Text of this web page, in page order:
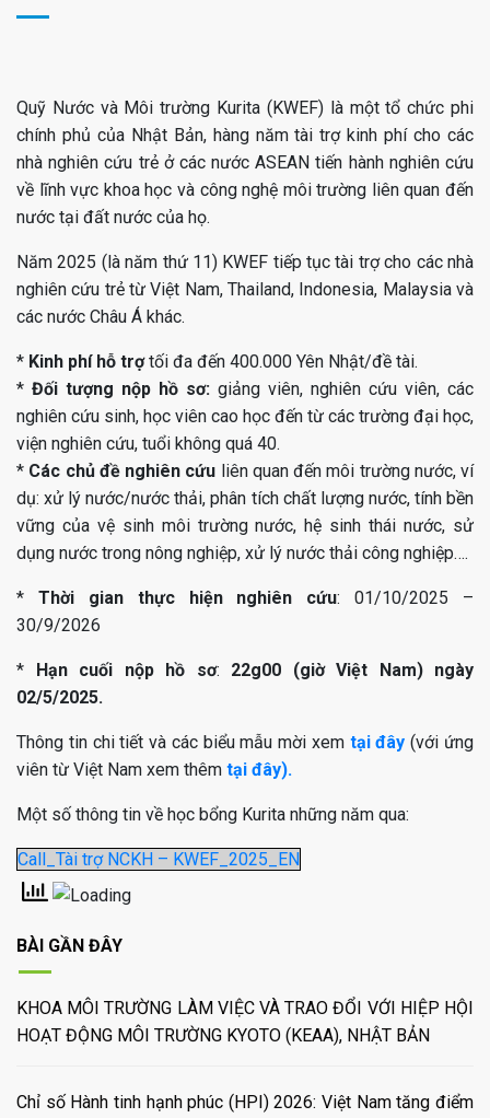
Quỹ Nước và Môi trường Kurita (KWEF) là một tổ chức phi
chính phủ của Nhật Bản, hàng năm tài trợ kinh phí cho các
nhà nghiên cứu trẻ ở các nước ASEAN tiến hành nghiên cứu
về lĩnh vực khoa học và công nghệ môi trường liên quan đến
nước tại đất nước của họ.
Năm 2025 (là năm thứ 11) KWEF tiếp tục tài trợ cho các nhà
nghiên cứu trẻ từ Việt Nam, Thailand, Indonesia, Malaysia và
các nước Châu Á khác.
* Kinh phí hỗ trợtối đa đến 400.000 Yên Nhật/đề tài.
* Đối tượng nộp hồ sơ: giảng viên, nghiên cứu viên, các
nghiên cứu sinh, học viên cao học đến từ các trường đại học,
viện nghiên cứu, tuổi không quá 40.
* Các chủ đề nghiên cứu liên quan đến môi trường nước, ví
dụ: xử lý nước/nước thải, phân tích chất lượng nước, tính bền
vững của vệ sinh môi trường nước, hệ sinh thái nước, sử
dụng nước trong nông nghiệp, xử lý nước thải công nghiệp….
* Thời gian thực hiện nghiên cứu: 01/10/2025 –
30/9/2026
* Hạn cuối nộp hồ sơ: 22g00 (giờ Việt Nam) ngày
02/5/2025.
Thông tin chi tiết và các biểu mẫu mời xem tại đây (với ứng
viên từ Việt Nam xem thêm tại đây).
Một số thông tin về học bổng Kurita những năm qua:
Call_Tài trợ NCKH – KWEF_2025_EN
BÀI GẦN ĐÂY
KHOA MÔI TRƯỜNG LÀM VIỆC VÀ TRAO ĐỔI VỚI HIỆP HỘI
HOẠT ĐỘNG MÔI TRƯỜNG KYOTO (KEAA), NHẬT BẢN
Chỉ số Hành tinh hạnh phúc (HPI) 2026: Việt Nam tăng điểm